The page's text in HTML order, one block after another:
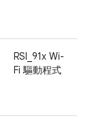
RSI_91x Wi-
Fi 驅動程式